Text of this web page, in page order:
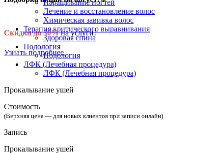
Скидки до 30%на услуги!
Узнать подробнее
Наращивание ногтей
Лечение и восстановление волос
Химическая завивка волос
Терапия критического выравнивания
Здоровая спина
Подология
Подология
ЛФК (Лечебная процедура)
ЛФК (Лечебная процедура)
Прокалывание ушей
Стоимость
(Верхняя цена — для новых клиентов при записи онлайн)
Запись
Прокалывание ушей